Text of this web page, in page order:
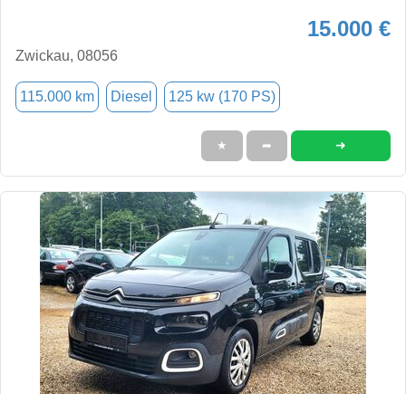
15.000 €
Zwickau, 08056
115.000 km Diesel 125 kw (170 PS)
★ ➦ ➜